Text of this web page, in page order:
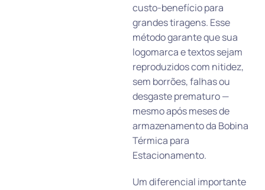
custo-benefício para
grandes tiragens. Esse
método garante que sua
logomarca e textos sejam
reproduzidos com nitidez,
sem borrões, falhas ou
desgaste prematuro —
mesmo após meses de
armazenamento da Bobina
Térmica para
Estacionamento.
Um diferencial importante